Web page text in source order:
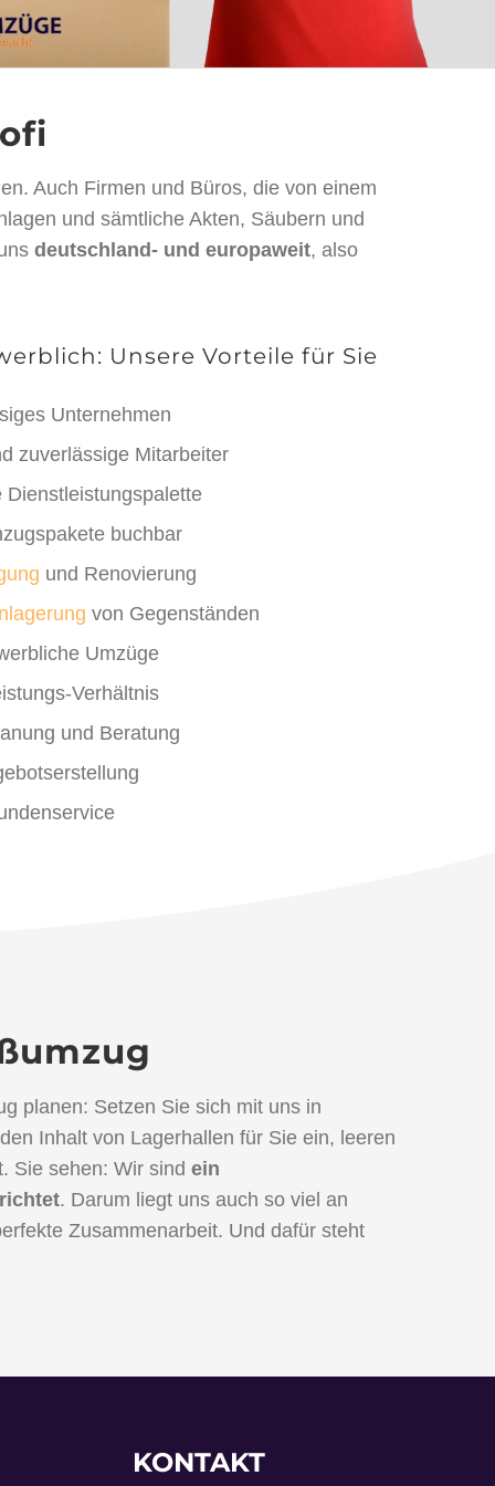
Auch Firmen und Büros, die von einem
und sämtliche Akten, Säubern und
deutschland- und europaweit, also
Unsere Vorteile für Sie
Unternehmen
zuverlässige Mitarbeiter
Dienstleistungspalette
buchbar
und Renovierung
von Gegenständen
Umzüge
Verhältnis
und Beratung
planen: Setzen Sie sich mit uns in
Inhalt von Lagerhallen für Sie ein, leeren
Sie sehen: Wir sind ein
. Darum liegt uns auch so viel an
Zusammenarbeit. Und dafür steht
KONTAKT